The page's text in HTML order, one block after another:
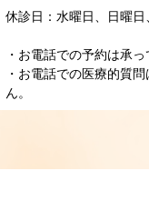
休診日：水曜日、日曜日
・お電話での予約は承っ
・お電話での医療的質
ん。